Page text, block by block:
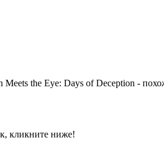
the Eye: Days of Deception -
кликните ниже!